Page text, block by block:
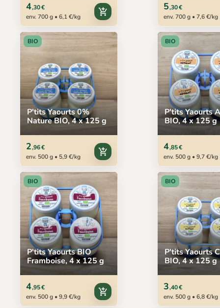
4,30 €
env. 700 g • 6,1 €/kg
add_shopping_cart 5,30 €
env. 700 g • 7,6 €/kg
BIO
P'tits Yaourts 0%
Nature BIO, 4 x 125 g
2,96 €
env. 500 g • 5,9 €/kg
add_shopping_cart
BIO
P'tits Yaourts
BIO, 4 x 125 g
4,85 €
env. 500 g • 9,7 €/kg
BIO
P'tits Yaourts BIO
Framboise, 4 x 125 g
4,95 €
env. 500 g • 9,9 €/kg
add_shopping_cart
BIO
P'tits Yaourts
BIO, 4 x 125 g
3,40 €
env. 500 g • 6,8 €/kg